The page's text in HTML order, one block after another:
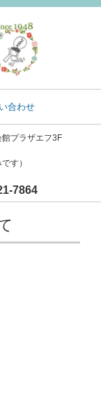
合わせ
プラザエフ3F
す）
7864